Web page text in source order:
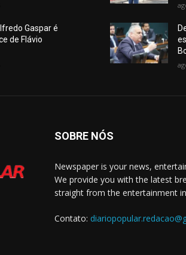
Gaspar é
de Flávio
SOBRE NÓS
Newspaper is your news,
We provide you with the latest
straight from the entertainment
Contato: